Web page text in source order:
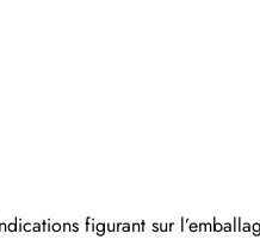
figurant sur